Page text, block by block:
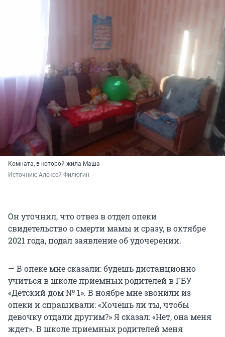
Комната, в которой жила Маша
Источник: Алексей Филюгин
Он уточнил, что отвез в отдел опеки
свидетельство о смерти мамы и сразу, в октябре
2021 года, подал заявление об удочерении.
— В опеке мне сказали: будешь дистанционно
учиться в школе приемных родителей в ГБУ
«Детский дом № 1». В ноябре мне звонили из
опеки и спрашивали: «Хочешь ли ты, чтобы
девочку отдали другим?» Я сказал: «Нет, она меня
ждет». В школе приемных родителей меня